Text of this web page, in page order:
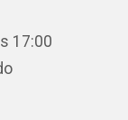
17:00